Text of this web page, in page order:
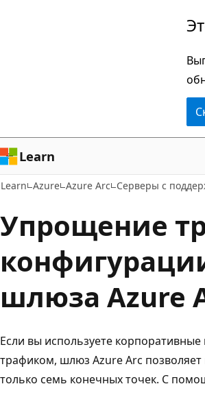
Learn
Learn Azure Azure Arc Серверы с
Упрощение
шлюза Azure
Если вы используете
трафиком, шлюз Azure Arc позволяет
только семь конечных точек. С